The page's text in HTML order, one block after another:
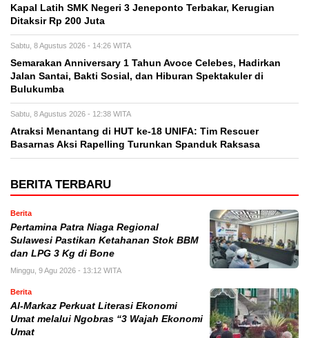
Kapal Latih SMK Negeri 3 Jeneponto Terbakar, Kerugian
Ditaksir Rp 200 Juta
Sabtu, 8 Agustus 2026 - 14:26 WITA
Semarakan Anniversary 1 Tahun Avoce Celebes, Hadirkan
Jalan Santai, Bakti Sosial, dan Hiburan Spektakuler di
Bulukumba
Sabtu, 8 Agustus 2026 - 12:38 WITA
Atraksi Menantang di HUT ke-18 UNIFA: Tim Rescuer
Basarnas Aksi Rapelling Turunkan Spanduk Raksasa
BERITA TERBARU
Berita
Pertamina Patra Niaga Regional
Sulawesi Pastikan Ketahanan Stok BBM
dan LPG 3 Kg di Bone
Minggu, 9 Agu 2026 - 13:12 WITA
Berita
Al-Markaz Perkuat Literasi Ekonomi
Umat melalui Ngobras “3 Wajah Ekonomi
Umat